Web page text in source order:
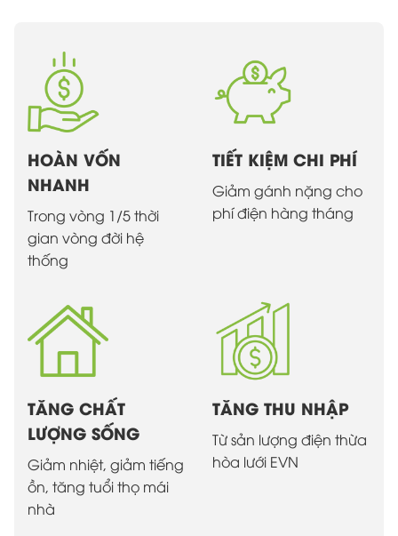
HOÀN VỐN
NHANH
Trong vòng 1/5 thời
gian vòng đời hệ
thống
TIẾT KIỆM CHI PHÍ
Giảm gánh nặng cho
phí điện hàng tháng
TĂNG CHẤT
LƯỢNG SỐNG
Giảm nhiệt, giảm tiếng
ồn, tăng tuổi thọ mái
nhà
TĂNG THU NHẬP
Từ sản lượng điện thừa
hòa lưới EVN